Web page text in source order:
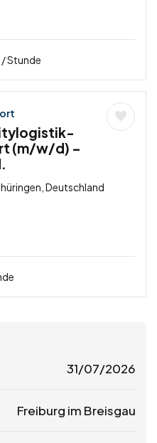
/ Stunde
(m/w/d) –
Deutschland
31/07/2026
Freiburg im Breisgau